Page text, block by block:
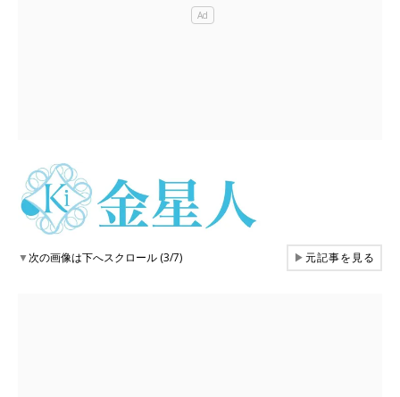
▼次の画像は下へスクロール (3/7) ▶元記事を見る